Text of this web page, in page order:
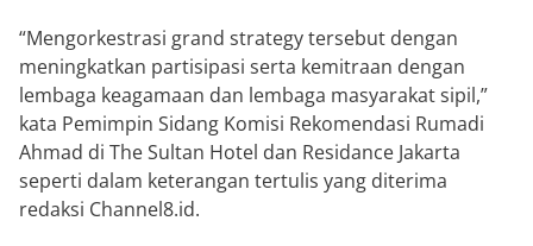
“Mengorkestrasi grand strategy tersebut dengan
meningkatkan partisipasi serta kemitraan dengan
lembaga keagamaan dan lembaga masyarakat sipil,”
kata Pemimpin Sidang Komisi Rekomendasi Rumadi
Ahmad di The Sultan Hotel dan Residance Jakarta
seperti dalam keterangan tertulis yang diterima
redaksi Channel8.id.